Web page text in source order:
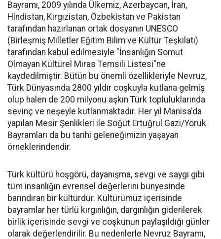
Bayramı, 2009 yılında Ülkemiz, Azerbaycan, İran,
Hindistan, Kırgızistan, Özbekistan ve Pakistan
tarafından hazırlanan ortak dosyanın UNESCO
(Birleşmiş Milletler Eğitim Bilim ve Kültür Teşkilatı)
tarafından kabul edilmesiyle "İnsanlığın Somut
Olmayan Kültürel Miras Temsili Listesi"ne
kaydedilmiştir. Bütün bu önemli özellikleriyle Nevruz,
Türk Dünyasında 2800 yıldır coşkuyla kutlana gelmiş
olup halen de 200 milyonu aşkın Türk topluluklarında
sevinç ve neşeyle kutlanmaktadır. Her yıl Manisa'da
yapılan Mesir Şenlikleri ile Söğüt Ertuğrul Gazi/Yörük
Bayramları da bu tarihi geleneğimizin yaşayan
örneklerindendir.
Türk kültürü hoşgörü, dayanışma, sevgi ve saygı gibi
tüm insanlığın evrensel değerlerini bünyesinde
barındıran bir kültürdür. Kültürümüz içerisinde
bayramlar her türlü kırgınlığın, dargınlığın giderilerek
birlik içerisinde sevgi ve coşkunun paylaşıldığı günler
olarak değerlendirilir. Bu nedenlerle Nevruz Bayramı,